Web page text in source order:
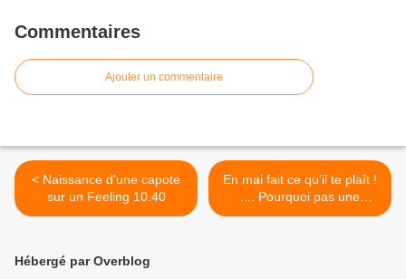
Commentaires
Ajouter un commentaire
< Naissance d'une capote
sur un Feeling 10.40
En mai fait ce qu'il te plaît !
.... Pourquoi pas une
capote pour compléter la
Hébergé par Overblog